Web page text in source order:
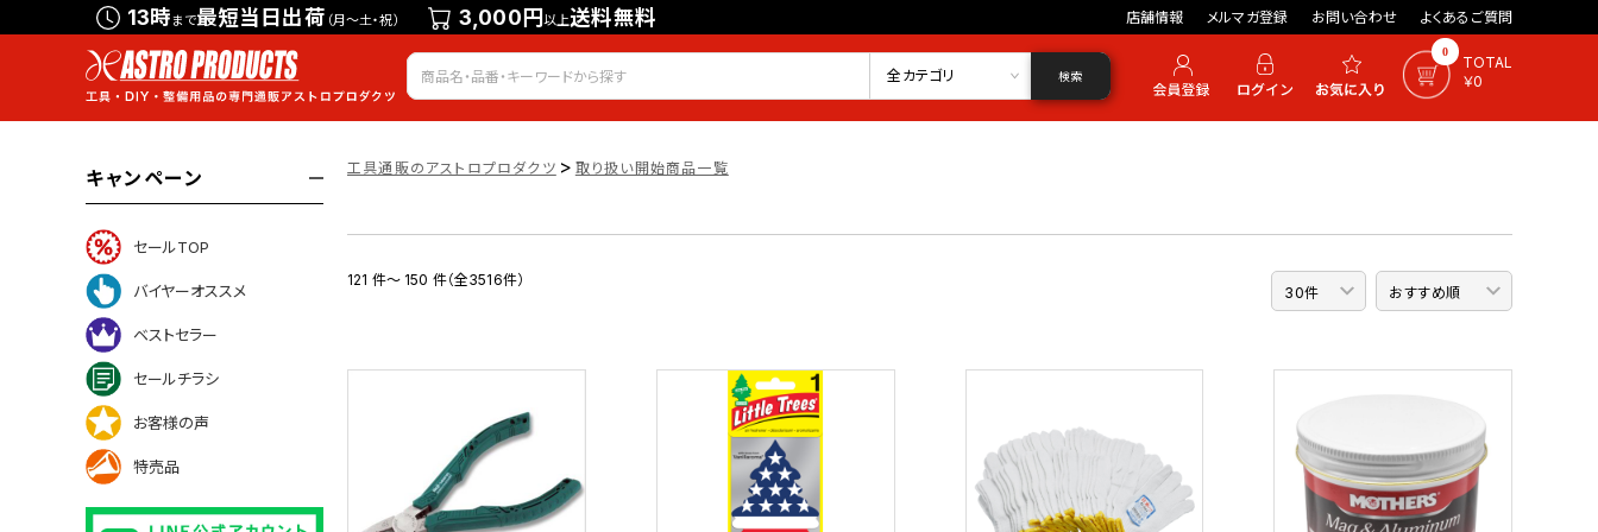
13時まで最短当日出荷 （月～土・祝） 3,000円以上送料無料 店舗情報 メルマガ登録 お問い合わせ よくあるご質問
会員登録 ログイン お気に入り 0
TOTAL
￥0
全カテゴリ 検索
キャンペーン
セールTOP
バイヤーオススメ
ベストセラー
セールチラシ
お客様の声
特売品
工具通販のアストロプロダクツ > 取り扱い開始商品一覧
121 件～ 150 件（全3516件）